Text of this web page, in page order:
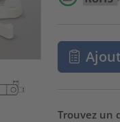
Trouvez un